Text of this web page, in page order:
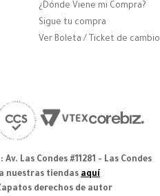
¿Dónde Viene mi Compra?
Sigue tu compra
Ver Boleta / Ticket de cambio
Las Condes #11281 - Las Condes
nuestras tiendas aquí
derechos de autor